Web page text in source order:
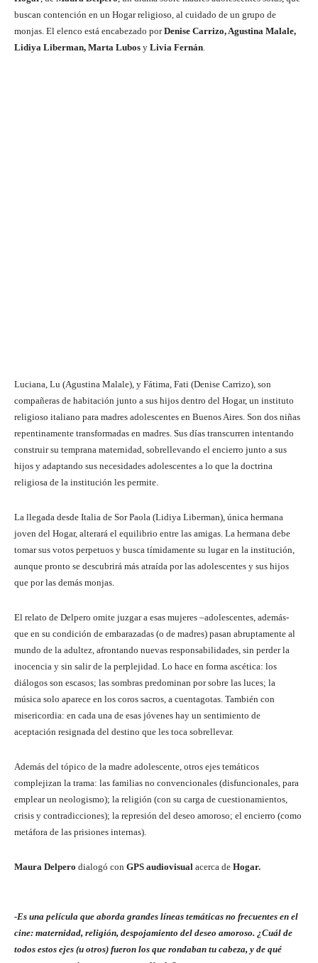
buscan contención en un Hogar religioso, al cuidado de un grupo de
monjas. El elenco está encabezado porDenise Carrizo, Agustina Malale,
Lidiya Liberman, Marta Lubos y Livia Fernán.
Luciana, Lu (Agustina Malale), y Fátima, Fati (Denise Carrizo), son
compañeras de habitación junto a sus hijos dentro del Hogar, un instituto
religioso italiano para madres adolescentes en Buenos Aires. Son dos niñas
repentinamente transformadas en madres. Sus días transcurren intentando
construir su temprana maternidad, sobrellevando el encierro junto a sus
hijos y adaptando sus necesidades adolescentes a lo que la doctrina
religiosa de la institución les permite.
La llegada desde Italia de Sor Paola (Lidiya Liberman), única hermana
joven del Hogar, alterará el equilibrio entre las amigas. La hermana debe
tomar sus votos perpetuos y busca tímidamente su lugar en la institución,
aunque pronto se descubrirá más atraída por las adolescentes y sus hijos
que por las demás monjas.
El relato de Delpero omite juzgar a esas mujeres –adolescentes, además-
que en su condición de embarazadas (o de madres) pasan abruptamente al
mundo de la adultez, afrontando nuevas responsabilidades, sin perder la
inocencia y sin salir de la perplejidad. Lo hace en forma ascética: los
diálogos son escasos; las sombras predominan por sobre las luces; la
música solo aparece en los coros sacros, a cuentagotas. También con
misericordia: en cada una de esas jóvenes hay un sentimiento de
aceptación resignada del destino que les toca sobrellevar.
Además del tópico de la madre adolescente, otros ejes temáticos
complejizan la trama: las familias no convencionales (disfuncionales, para
emplear un neologismo); la religión (con su carga de cuestionamientos,
crisis y contradicciones); la represión del deseo amoroso; el encierro (como
metáfora de las prisiones internas).
Maura Delpero dialogó con GPS audiovisual acerca de Hogar.
-Es una película que aborda grandes líneas temáticas no frecuentes en el
cine: maternidad, religión, despojamiento del deseo amoroso. ¿Cuál de
todos estos ejes (u otros) fueron los que rondaban tu cabeza, y de qué